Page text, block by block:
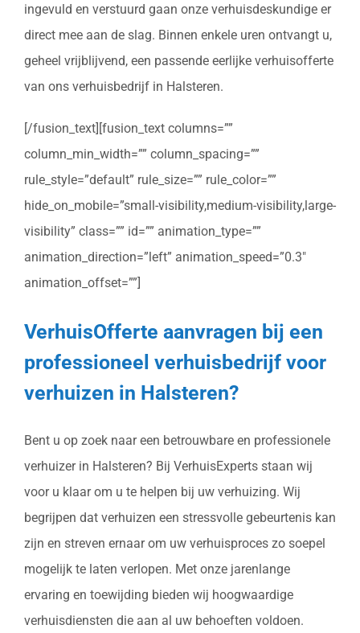
ingevuld en verstuurd gaan onze verhuisdeskundige er
direct mee aan de slag. Binnen enkele uren ontvangt u,
geheel vrijblijvend, een passende eerlijke verhuisofferte
van ons verhuisbedrijf in Halsteren.
[/fusion_text][fusion_text columns=””
column_min_width=”” column_spacing=””
rule_style=”default” rule_size=”” rule_color=””
hide_on_mobile=”small-visibility,medium-visibility,large-
visibility” class=”” id=”” animation_type=””
animation_direction=”left” animation_speed=”0.3″
animation_offset=””]
VerhuisOfferte aanvragen bij een
professioneel verhuisbedrijf voor
verhuizen in Halsteren?
Bent u op zoek naar een betrouwbare en professionele
verhuizer in Halsteren? Bij VerhuisExperts staan wij
voor u klaar om u te helpen bij uw verhuizing. Wij
begrijpen dat verhuizen een stressvolle gebeurtenis kan
zijn en streven ernaar om uw verhuisproces zo soepel
mogelijk te laten verlopen. Met onze jarenlange
ervaring en toewijding bieden wij hoogwaardige
verhuisdiensten die aan al uw behoeften voldoen.